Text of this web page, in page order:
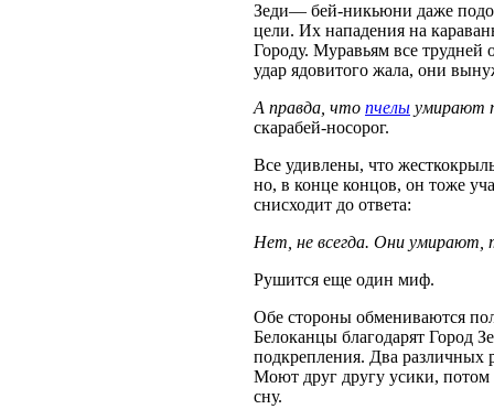
Зеди— бей-никьюни даже
цели. Их нападения на
Городу. Муравьям все трудней
удар ядовитого жала, они
А правда, что пчелы умирают
скарабей-носорог.
Все удивлены, что
но, в конце концов, он тоже
снисходит до ответа:
Нет, не всегда. Они умирают,
Рушится еще один миф.
Обе стороны обмениваются
Белоканцы благодарят Город
подкрепления. Два различных
Моют друг другу усики,
сну.